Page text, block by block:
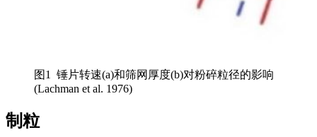
图1 锤片转速(a)和筛网厚度(b)对粉碎粒径的影响
(Lachman et al. 1976)
制粒